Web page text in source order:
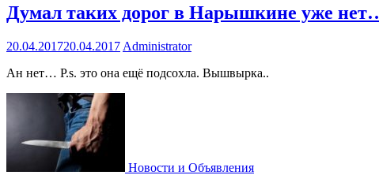
Думал таких дорог в Нарышкине уже
20.04.201720.04.2017 Administrator
Ан нет… P.s. это она ещё подсохла. Вышвырка..
Новости и Объявления